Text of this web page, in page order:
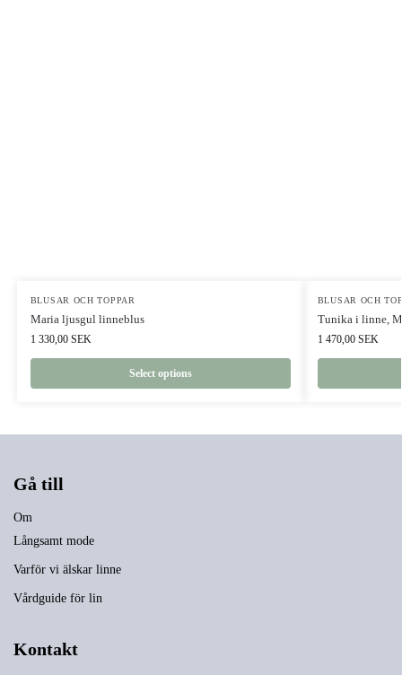
BLUSAR OCH TOPPAR
Maria ljusgul linneblus
1 330,00 SEK
Select options
BLUSAR OCH
Tunika i linne,
1 470,00 SEK
Gå till
Om
Långsamt mode
Varför vi älskar linne
Vårdguide för lin
Kontakt